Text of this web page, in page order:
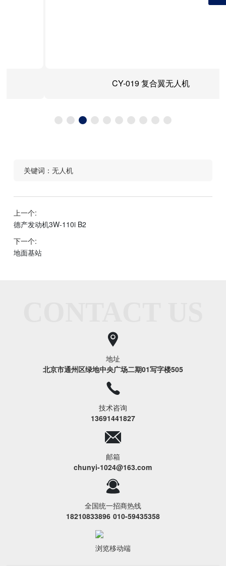
CY-019 复合翼无人机
关键词： 无人机
上一个:
德产发动机3W-110i B2
下一个:
地面基站
地址
北京市通州区绿地中央广场二期01写字楼505
技术咨询
13691441827
邮箱
chunyi-1024@163.com
全国统一招商热线
18210833896 010-59435358
浏览移动端